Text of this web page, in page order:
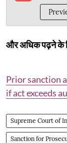
और अधिक पढ़ने के
Prior sanction
if act exceeds
Supreme Court of
Sanction for